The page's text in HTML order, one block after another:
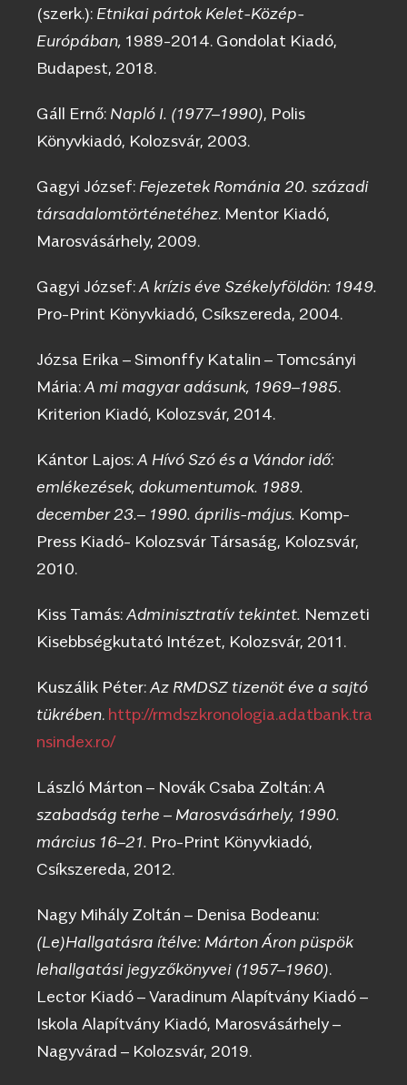
(szerk.): Etnikai pártok Kelet-Közép-
Európában, 1989-2014. Gondolat Kiadó,
Budapest, 2018.
Gáll Ernő: Napló I. (1977–1990), Polis
Könyvkiadó, Kolozsvár, 2003.
Gagyi József: Fejezetek Románia 20. századi
társadalomtörténetéhez. Mentor Kiadó,
Marosvásárhely, 2009.
Gagyi József:A krízis éve Székelyföldön: 1949.
Pro-Print Könyvkiadó, Csíkszereda, 2004.
Józsa Erika – Simonffy Katalin – Tomcsányi
Mária:A mi magyar adásunk, 1969–1985.
Kriterion Kiadó, Kolozsvár, 2014.
Kántor Lajos:A Hívó Szó és a Vándor idő:
emlékezések, dokumentumok. 1989.
december 23.– 1990. április-május. Komp-
Press Kiadó- Kolozsvár Társaság, Kolozsvár,
2010.
Kiss Tamás:Adminisztratív tekintet. Nemzeti
Kisebbségkutató Intézet, Kolozsvár, 2011.
Kuszálik Péter:Az RMDSZ tizenöt éve a sajtó
tükrében. http://rmdszkronologia.adatbank.tra
nsindex.ro/
László Márton – Novák Csaba Zoltán:A
szabadság terhe – Marosvásárhely, 1990.
március 16–21. Pro-Print Könyvkiadó,
Csíkszereda, 2012.
Nagy Mihály Zoltán – Denisa Bodeanu:
(Le)Hallgatásra ítélve: Márton Áron püspök
lehallgatási jegyzőkönyvei (1957–1960).
Lector Kiadó – Varadinum Alapítvány Kiadó –
Iskola Alapítvány Kiadó, Marosvásárhely –
Nagyvárad – Kolozsvár, 2019.